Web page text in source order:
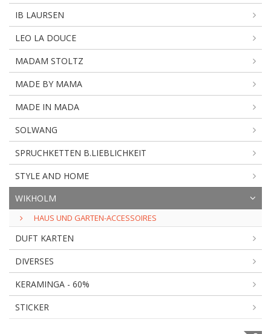
IB LAURSEN
LEO LA DOUCE
MADAM STOLTZ
MADE BY MAMA
MADE IN MADA
SOLWANG
SPRUCHKETTEN B.LIEBLICHKEIT
STYLE AND HOME
WIKHOLM
HAUS UND GARTEN-ACCESSOIRES
DUFT KARTEN
DIVERSES
KERAMINGA - 60%
STICKER